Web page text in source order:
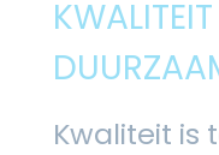
Kwaliteit is